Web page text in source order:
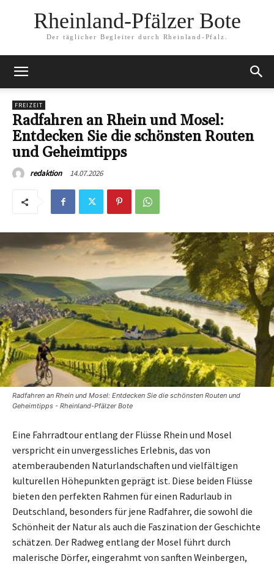
Rheinland-Pfälzer Bote
Der täglicher Begleiter durch Rheinland-Pfalz.
FREIZEIT
Radfahren an Rhein und Mosel:
Entdecken Sie die schönsten Routen
und Geheimtipps
redaktion 14.07.2026
Radfahren an Rhein und Mosel: Entdecken Sie die schönsten Routen und
Geheimtipps - Rheinland-Pfälzer Bote
Eine Fahrradtour entlang der Flüsse Rhein und Mosel
verspricht ein unvergessliches Erlebnis, das von
atemberaubenden Naturlandschaften und vielfältigen
kulturellen Höhepunkten geprägt ist. Diese beiden Flüsse
bieten den perfekten Rahmen für einen Radurlaub in
Deutschland, besonders für jene Radfahrer, die sowohl die
Schönheit der Natur als auch die Faszination der Geschichte
schätzen. Der Radweg entlang der Mosel führt durch
malerische Dörfer, eingerahmt von sanften Weinbergen,